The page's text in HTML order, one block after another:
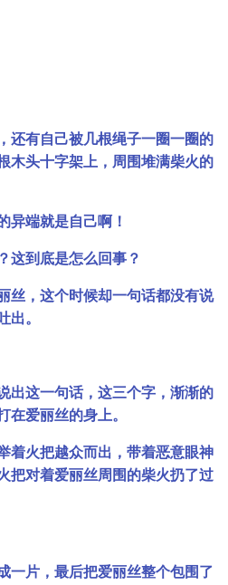
还有自己被几根绳子一圈一圈的
木头十字架上，周围堆满柴火的
异端就是自己啊！
到底是怎么回事？
丝，这个时候却一句话都没有说
出。
出这一句话，这三个字，渐渐的
在爱丽丝的身上。
着火把越众而出，带着恶意眼神
把对着爱丽丝周围的柴火扔了过
一片，最后把爱丽丝整个包围了